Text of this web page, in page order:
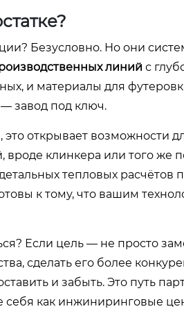
Безусловно. Но они
линий с
и материалы для
завод под ключ.
это открывает возможности
клинкера или того же
тепловых расчётов
к тому, что вашим
Если цель — не просто
сделать его более
и забыть. Это путь
как инжиниринговые